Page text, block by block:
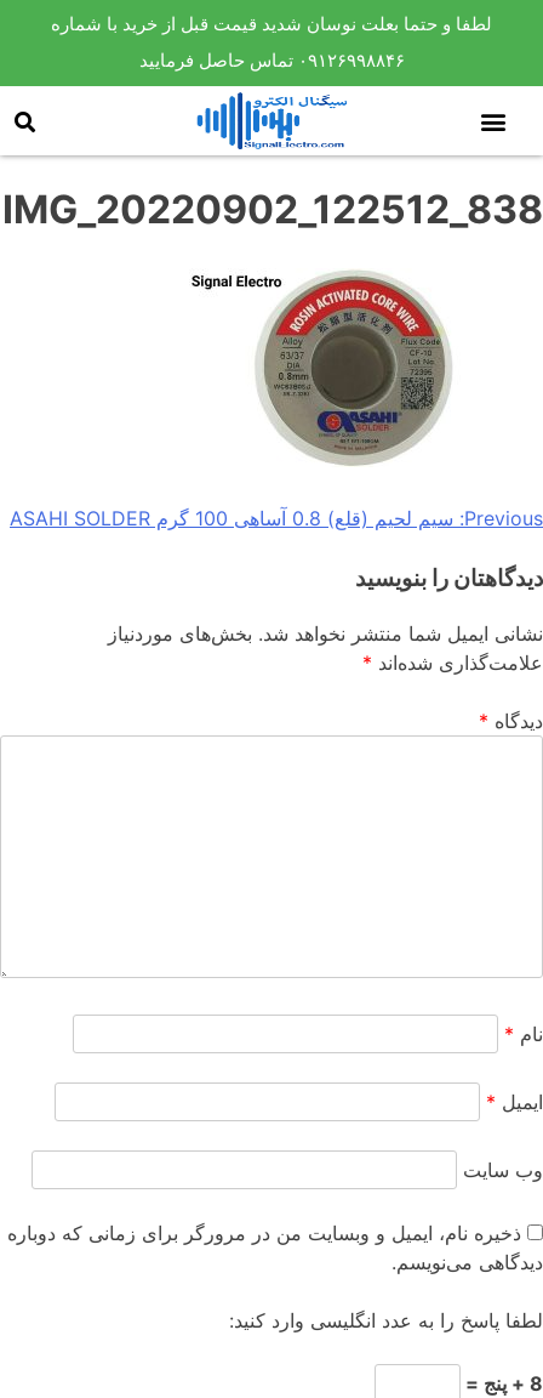
لطفا و حتما بعلت نوسان شدید قیمت قبل از خرید با شماره
۰۹۱۲۶۹۹۸۸۴۶ تماس حاصل فرمایید
IMG_20220902_122512_838
Previous: سیم لحیم (قلع) 0.8 آساهی 100 گرم ASAHI SOLDER
دیدگاهتان را بنویسید
نشانی ایمیل شما منتشر نخواهد شد. بخش‌های موردنیاز
علامت‌گذاری شده‌اند *
دیدگاه *
نام *
ایمیل *
وب‌ سایت
ذخیره نام، ایمیل و وبسایت من در مرورگر برای زمانی که دوباره
دیدگاهی می‌نویسم.
لطفا پاسخ را به عدد انگلیسی وارد کنید:
8 + پنج =